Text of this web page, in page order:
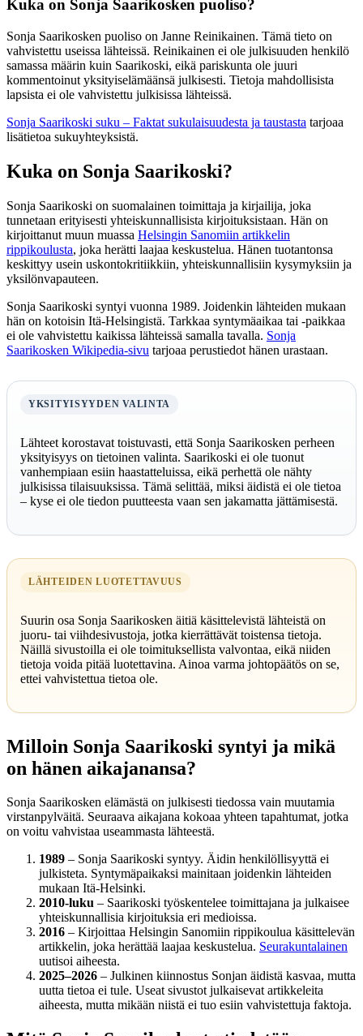
Kuka on Sonja Saarikosken puoliso?
Sonja Saarikosken puoliso on Janne Reinikainen. Tämä tieto on
vahvistettu useissa lähteissä. Reinikainen ei ole julkisuuden henkilö
samassa määrin kuin Saarikoski, eikä pariskunta ole juuri
kommentoinut yksityiselämäänsä julkisesti. Tietoja mahdollisista
lapsista ei ole vahvistettu julkisissa lähteissä.
Sonja Saarikoski suku – Faktat sukulaisuudesta ja taustasta tarjoaa
lisätietoa sukuyhteyksistä.
Kuka on Sonja Saarikoski?
Sonja Saarikoski on suomalainen toimittaja ja kirjailija, joka
tunnetaan erityisesti yhteiskunnallisista kirjoituksistaan. Hän on
kirjoittanut muun muassa Helsingin Sanomiin artikkelin
rippikoulusta, joka herätti laajaa keskustelua. Hänen tuotantonsa
keskittyy usein uskontokritiikkiin, yhteiskunnallisiin kysymyksiin ja
yksilönvapauteen.
Sonja Saarikoski syntyi vuonna 1989. Joidenkin lähteiden mukaan
hän on kotoisin Itä-Helsingistä. Tarkkaa syntymäaikaa tai -paikkaa
ei ole vahvistettu kaikissa lähteissä samalla tavalla. Sonja
Saarikosken Wikipedia-sivu tarjoaa perustiedot hänen urastaan.
YKSITYISYYDEN VALINTA
Lähteet korostavat toistuvasti, että Sonja Saarikosken perheen
yksityisyys on tietoinen valinta. Saarikoski ei ole tuonut
vanhempiaan esiin haastatteluissa, eikä perhettä ole nähty
julkisissa tilaisuuksissa. Tämä selittää, miksi äidistä ei ole tietoa
– kyse ei ole tiedon puutteesta vaan sen jakamatta jättämisestä.
LÄHTEIDEN LUOTETTAVUUS
Suurin osa Sonja Saarikosken äitiä käsittelevistä lähteistä on
juoru- tai viihdesivustoja, jotka kierrättävät toistensa tietoja.
Näillä sivustoilla ei ole toimituksellista valvontaa, eikä niiden
tietoja voida pitää luotettavina. Ainoa varma johtopäätös on se,
ettei vahvistettua tietoa ole.
Milloin Sonja Saarikoski syntyi ja mikä
on hänen aikajanansa?
Sonja Saarikosken elämästä on julkisesti tiedossa vain muutamia
virstanpylväitä. Seuraava aikajana kokoaa yhteen tapahtumat, jotka
on voitu vahvistaa useammasta lähteestä.
1989 – Sonja Saarikoski syntyy. Äidin henkilöllisyyttä ei
julkisteta. Syntymäpaikaksi mainitaan joidenkin lähteiden
mukaan Itä-Helsinki.
2010-luku – Saarikoski työskentelee toimittajana ja julkaisee
yhteiskunnallisia kirjoituksia eri medioissa.
2016 – Kirjoittaa Helsingin Sanomiin rippikoulua käsittelevän
artikkelin, joka herättää laajaa keskustelua. Seurakuntalainen
uutisoi aiheesta.
2025–2026 – Julkinen kiinnostus Sonjan äidistä kasvaa, mutta
uutta tietoa ei tule. Useat sivustot julkaisevat artikkeleita
aiheesta, mutta mikään niistä ei tuo esiin vahvistettuja faktoja.